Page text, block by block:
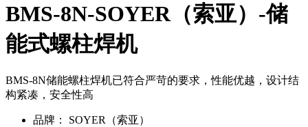
BMS-8N-SOYER（索亚）-储
能式螺柱焊机
BMS-8N储能螺柱焊机已符合严苛的要求，性能优越，设计结
构紧凑，安全性高
品牌：
SOYER（索亚）